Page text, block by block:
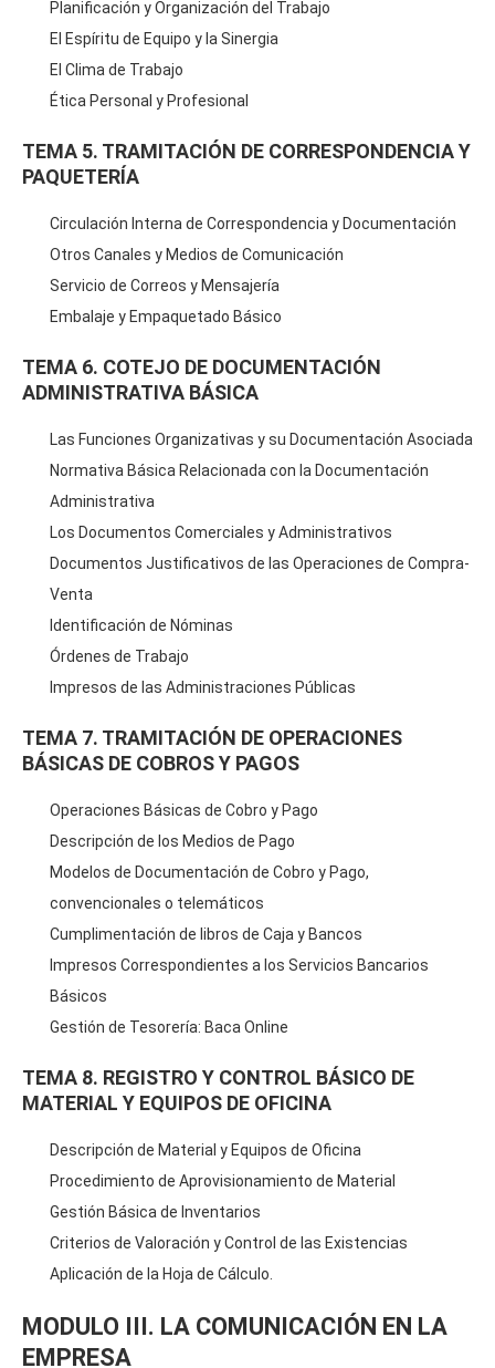
Planificación y Organización del Trabajo
El Espíritu de Equipo y la Sinergia
El Clima de Trabajo
Ética Personal y Profesional
TEMA 5. TRAMITACIÓN DE CORRESPONDENCIA Y
PAQUETERÍA
Circulación Interna de Correspondencia y Documentación
Otros Canales y Medios de Comunicación
Servicio de Correos y Mensajería
Embalaje y Empaquetado Básico
TEMA 6. COTEJO DE DOCUMENTACIÓN
ADMINISTRATIVA BÁSICA
Las Funciones Organizativas y su Documentación Asociada
Normativa Básica Relacionada con la Documentación
Administrativa
Los Documentos Comerciales y Administrativos
Documentos Justificativos de las Operaciones de Compra-
Venta
Identificación de Nóminas
Órdenes de Trabajo
Impresos de las Administraciones Públicas
TEMA 7. TRAMITACIÓN DE OPERACIONES
BÁSICAS DE COBROS Y PAGOS
Operaciones Básicas de Cobro y Pago
Descripción de los Medios de Pago
Modelos de Documentación de Cobro y Pago,
convencionales o telemáticos
Cumplimentación de libros de Caja y Bancos
Impresos Correspondientes a los Servicios Bancarios
Básicos
Gestión de Tesorería: Baca Online
TEMA 8. REGISTRO Y CONTROL BÁSICO DE
MATERIAL Y EQUIPOS DE OFICINA
Descripción de Material y Equipos de Oficina
Procedimiento de Aprovisionamiento de Material
Gestión Básica de Inventarios
Criterios de Valoración y Control de las Existencias
Aplicación de la Hoja de Cálculo.
MODULO III. LA COMUNICACIÓN EN LA
EMPRESA